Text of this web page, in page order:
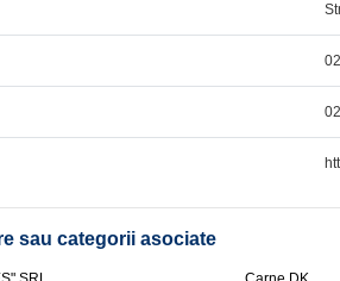
sau categorii asociate